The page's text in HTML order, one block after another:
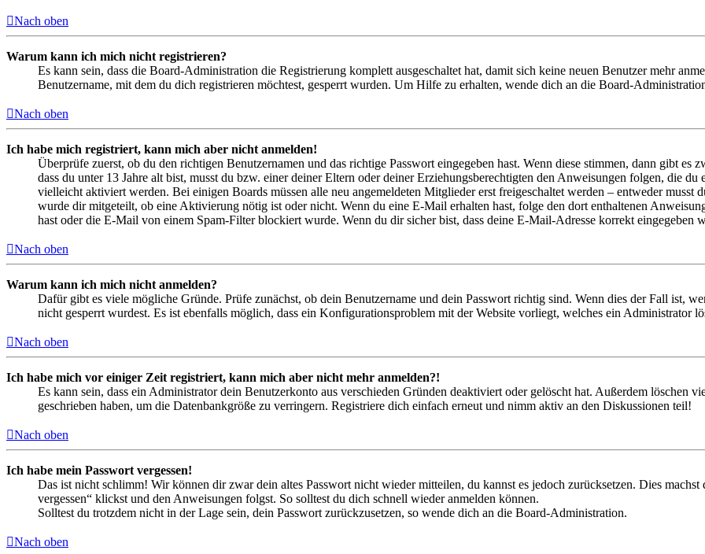
Nach oben
Warum kann ich mich nicht registrieren?
Es kann sein, dass die Board-Administration die Registrierung komplett ausgeschaltet hat, damit sich keine neuen Benutzer mehr
Benutzername, mit dem du dich registrieren möchtest, gesperrt wurden. Um Hilfe zu erhalten, wende dich an die Board-
Nach oben
Ich habe mich registriert, kann mich aber nicht anmelden!
Überprüfe zuerst, ob du den richtigen Benutzernamen und das richtige Passwort eingegeben hast. Wenn diese stimmen, dann gibt es
dass du unter 13 Jahre alt bist, musst du bzw. einer deiner Eltern oder deiner Erziehungsberechtigten den Anweisungen folgen, die
vielleicht aktiviert werden. Bei einigen Boards müssen alle neu angemeldeten Mitglieder erst freigeschaltet werden – entweder musst
wurde dir mitgeteilt, ob eine Aktivierung nötig ist oder nicht. Wenn du eine E-Mail erhalten hast, folge den dort enthaltenen
hast oder die E-Mail von einem Spam-Filter blockiert wurde. Wenn du dir sicher bist, dass deine E-Mail-Adresse korrekt eingegeben
Nach oben
Warum kann ich mich nicht anmelden?
Dafür gibt es viele mögliche Gründe. Prüfe zunächst, ob dein Benutzername und dein Passwort richtig sind. Wenn dies der Fall ist,
nicht gesperrt wurdest. Es ist ebenfalls möglich, dass ein Konfigurationsproblem mit der Website vorliegt, welches ein Administrator
Nach oben
Ich habe mich vor einiger Zeit registriert, kann mich aber nicht mehr anmelden?!
Es kann sein, dass ein Administrator dein Benutzerkonto aus verschieden Gründen deaktiviert oder gelöscht hat. Außerdem löschen
geschrieben haben, um die Datenbankgröße zu verringern. Registriere dich einfach erneut und nimm aktiv an den Diskussionen teil!
Nach oben
Ich habe mein Passwort vergessen!
Das ist nicht schlimm! Wir können dir zwar dein altes Passwort nicht wieder mitteilen, du kannst es jedoch zurücksetzen. Dies
vergessen“ klickst und den Anweisungen folgst. So solltest du dich schnell wieder anmelden können.
Solltest du trotzdem nicht in der Lage sein, dein Passwort zurückzusetzen, so wende dich an die Board-Administration.
Nach oben